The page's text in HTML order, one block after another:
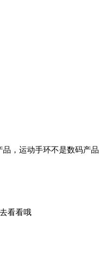
， 运动手环不是数码产品
看看哦